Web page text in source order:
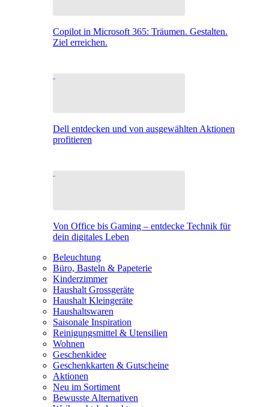
Copilot in Microsoft 365: Träumen. Gestalten.
Ziel erreichen.
Dell entdecken und von ausgewählten Aktionen
profitieren
Von Office bis Gaming – entdecke Technik für
dein digitales Leben
Beleuchtung
Büro, Basteln & Papeterie
Kinderzimmer
Haushalt Grossgeräte
Haushalt Kleingeräte
Haushaltswaren
Saisonale Inspiration
Reinigungsmittel & Utensilien
Wohnen
Geschenkidee
Geschenkkarten & Gutscheine
Aktionen
Neu im Sortiment
Bewusste Alternativen